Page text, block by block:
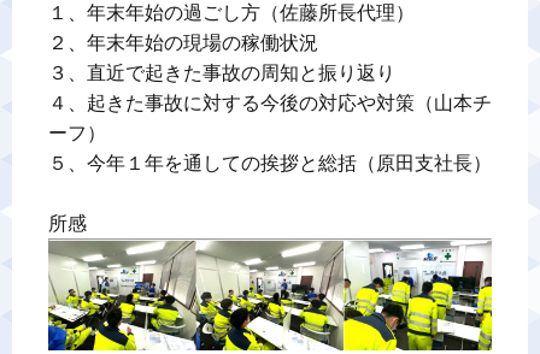
カスタマーハラスメントに対する基本方針
プライバシーポリシー
１、年末年始の過ごし方（佐藤所長代理）
２、年末年始の現場の稼働状況
３、直近で起きた事故の周知と振り返り
４、起きた事故に対する今後の対応や対策（山本チ
ーフ）
５、今年１年を通しての挨拶と総括（原田支社長）
所感